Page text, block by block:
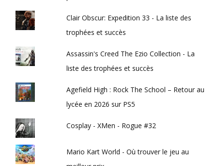
Clair Obscur: Expedition 33 - La liste des
trophées et succès
Assassin's Creed The Ezio Collection - La
liste des trophées et succès
Agefield High : Rock The School – Retour au
lycée en 2026 sur PS5
Cosplay - XMen - Rogue #32
Mario Kart World - Où trouver le jeu au